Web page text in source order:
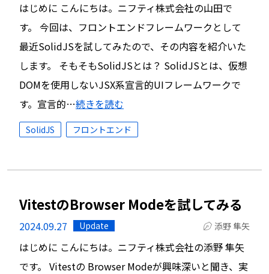
はじめに こんにちは。ニフティ株式会社の山田で
す。 今回は、フロントエンドフレームワークとして
最近SolidJSを試してみたので、その内容を紹介いた
します。 そもそもSolidJSとは？ SolidJSとは、仮想
DOMを使用しないJSX系宣言的UIフレームワークで
す。宣言的…続きを読む
SolidJS フロントエンド
VitestのBrowser Modeを試してみる
2024.09.27 Update 添野 隼矢
はじめに こんにちは。ニフティ株式会社の添野 隼矢
です。 Vitestの Browser Modeが興味深いと聞き、実